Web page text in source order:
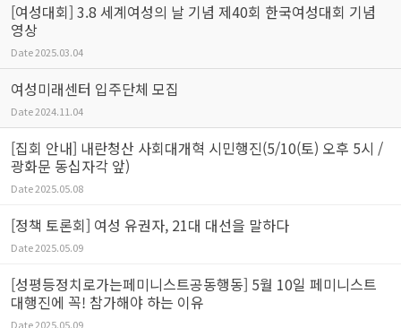
[여성대회] 3.8 세계여성의 날 기념 제40회 한국여성대회 기념
영상
Date2025.03.04
여성미래센터 입주단체 모집
Date2024.11.04
[집회 안내] 내란청산 사회대개혁 시민행진(5/10(토) 오후 5시 /
광화문 동십자각 앞)
Date2025.05.08
[정책 토론회] 여성 유권자, 21대 대선을 말하다
Date2025.05.09
[성평등정치로가는페미니스트공동행동] 5월 10일 페미니스트
대행진에 꼭! 참가해야 하는 이유
Date2025.05.09